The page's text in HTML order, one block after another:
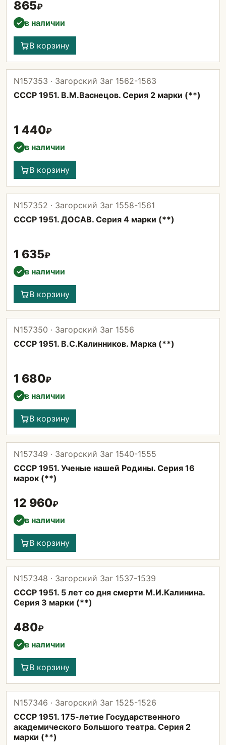
865₽
✓ в наличии
В корзину
N157353 · Загорский Заг 1562-1563
СССР 1951. В.М.Васнецов. Серия 2 марки (**)
1 440₽
✓ в наличии
В корзину
N157352 · Загорский Заг 1558-1561
СССР 1951. ДОСАВ. Серия 4 марки (**)
1 635₽
✓ в наличии
В корзину
N157350 · Загорский Заг 1556
СССР 1951. В.С.Калинников. Марка (**)
1 680₽
✓ в наличии
В корзину
N157349 · Загорский Заг 1540-1555
СССР 1951. Ученые нашей Родины. Серия 16
марок (**)
12 960₽
✓ в наличии
В корзину
N157348 · Загорский Заг 1537-1539
СССР 1951. 5 лет со дня смерти М.И.Калинина.
Серия 3 марки (**)
480₽
✓ в наличии
В корзину
N157346 · Загорский Заг 1525-1526
СССР 1951. 175-летие Государственного
академического Большого театра. Серия 2
марки (**)